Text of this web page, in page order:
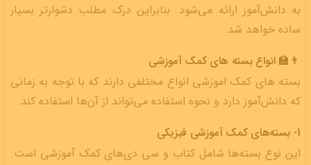
به دانش‌آموز ارائه می‌شود. بنابراین درک مطلب دشوارتر بسیار
ساده خواهد شد.
👨‍🏫 انواع بسته های کمک آموزشی
بسته های کمک اموزشی انواع مختلفی دارند که با توجه به زمانی
که دانش‌آموز دارد و نحوه استفاده می‌تواند از آن‌ها استفاده کند.
1- بسته‌های کمک آموزشی فیزیکی
این نوع بسته‌ها شامل کتاب و سی دی‌های کمک آموزشی است.